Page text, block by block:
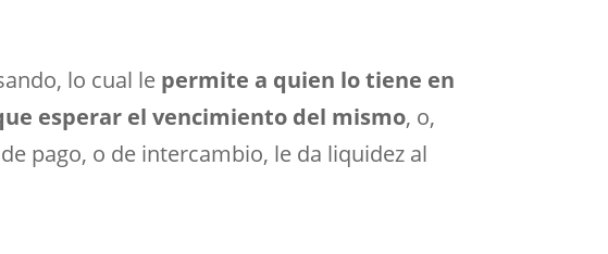
lo cual le permite a quien lo tiene en
esperar el vencimiento del mismo, o,
pago, o de intercambio, le da liquidez al